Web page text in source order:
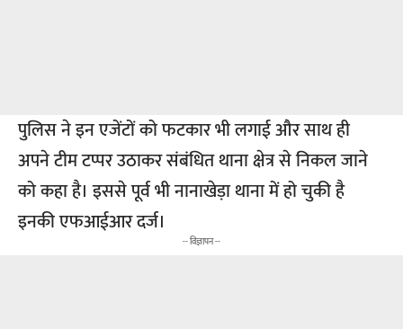
पुलिस ने इन एजेंटों को फटकार भी लगाई और साथ ही
अपने टीम टप्पर उठाकर संबंधित थाना क्षेत्र से निकल जाने
को कहा है। इससे पूर्व भी नानाखेड़ा थाना में हो चुकी है
इनकी एफआईआर दर्ज।
-- विज्ञापन --